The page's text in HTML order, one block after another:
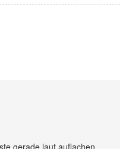
gerade laut auflachen.